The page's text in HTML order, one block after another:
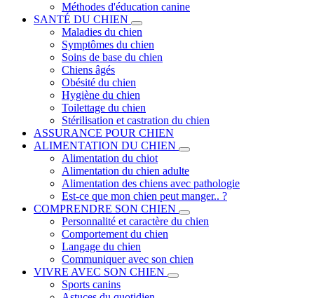
Méthodes d'éducation canine
SANTÉ DU CHIEN
Maladies du chien
Symptômes du chien
Soins de base du chien
Chiens âgés
Obésité du chien
Hygiène du chien
Toilettage du chien
Stérilisation et castration du chien
ASSURANCE POUR CHIEN
ALIMENTATION DU CHIEN
Alimentation du chiot
Alimentation du chien adulte
Alimentation des chiens avec pathologie
Est-ce que mon chien peut manger.. ?
COMPRENDRE SON CHIEN
Personnalité et caractère du chien
Comportement du chien
Langage du chien
Communiquer avec son chien
VIVRE AVEC SON CHIEN
Sports canins